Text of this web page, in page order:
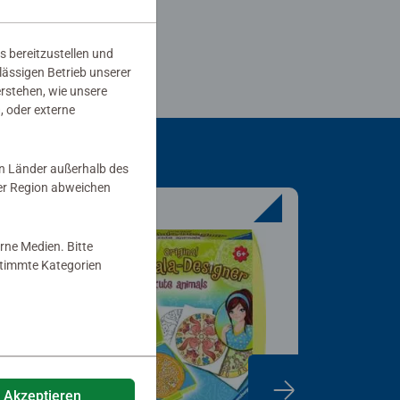
bereitzustellen und
Betrieb unserer
wie unsere
oder externe
Länder außerhalb des
Region abweichen
Medien. Bitte
Kategorien
Akzeptieren